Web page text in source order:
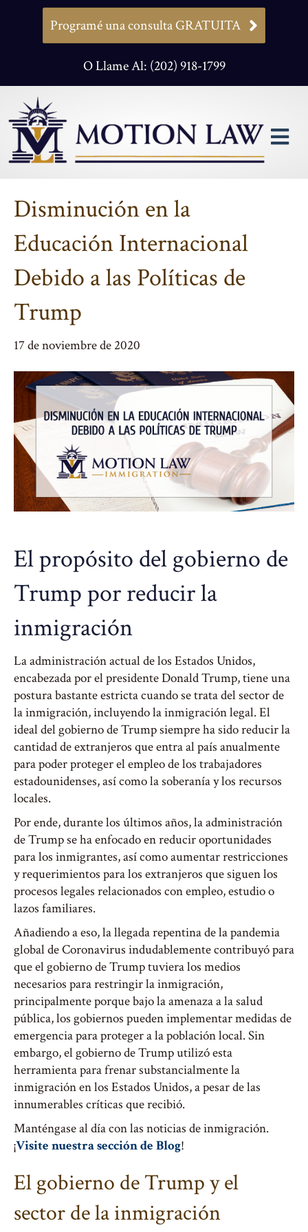
Programé una consulta GRATUITA
O Llame Al: (202) 918-1799
Disminución en la
Educación Internacional
Debido a las Políticas de
Trump
17 de noviembre de 2020
El propósito del gobierno de
Trump por reducir la
inmigración
La administración actual de los Estados Unidos,
encabezada por el presidente Donald Trump, tiene una
postura bastante estricta cuando se trata del sector de
la inmigración, incluyendo la inmigración legal. El
ideal del gobierno de Trump siempre ha sido reducir la
cantidad de extranjeros que entra al país anualmente
para poder proteger el empleo de los trabajadores
estadounidenses, así como la soberanía y los recursos
locales.
Por ende, durante los últimos años, la administración
de Trump se ha enfocado en reducir oportunidades
para los inmigrantes, así como aumentar restricciones
y requerimientos para los extranjeros que siguen los
procesos legales relacionados con empleo, estudio o
lazos familiares.
Añadiendo a eso, la llegada repentina de la pandemia
global de Coronavirus indudablemente contribuyó para
que el gobierno de Trump tuviera los medios
necesarios para restringir la inmigración,
principalmente porque bajo la amenaza a la salud
pública, los gobiernos pueden implementar medidas de
emergencia para proteger a la población local. Sin
embargo, el gobierno de Trump utilizó esta
herramienta para frenar substancialmente la
inmigración en los Estados Unidos, a pesar de las
innumerables críticas que recibió.
Manténgase al día con las noticias de inmigración.
¡Visite nuestra sección de Blog!
El gobierno de Trump y el
sector de la inmigración